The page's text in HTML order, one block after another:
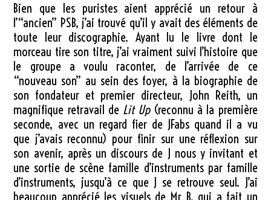
Bien que les puristes aient apprécié un retour à
l’“ancien” PSB, j’ai trouvé qu’il y avait des éléments de
toute leur discographie. Ayant lu le livre dont le
morceau tire son titre, j’ai vraiment suivi l’histoire que
le groupe a voulu raconter, de l’arrivée de ce
“nouveau son” au sein des foyer, à la biographie de
son fondateur et premier directeur, John Reith, un
magnifique retravail de Lit Up(reconnu à la première
seconde, avec un regard fier de JFabs quand il a vu
que j’avais reconnu) pour finir sur une réflexion sur
son avenir, après un discours de J nous y invitant et
une sortie de scène famille d’instruments par famille
d’instruments, jusqu’à ce que J se retrouve seul. J’ai
beaucoup apprécié les visuels de Mr B, qui a fait un